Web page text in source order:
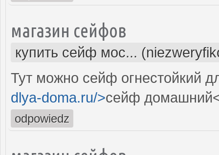
магазин сейфов
купить сейф мос...
Тут можно сейф огнестойкий
dlya-doma.ru/>сейф
odpowiedz